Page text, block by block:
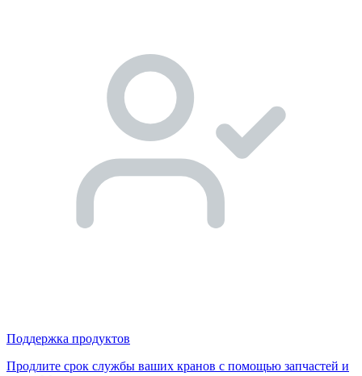
Поддержка продуктов
Продлите срок службы ваших кранов с помощью запчастей и